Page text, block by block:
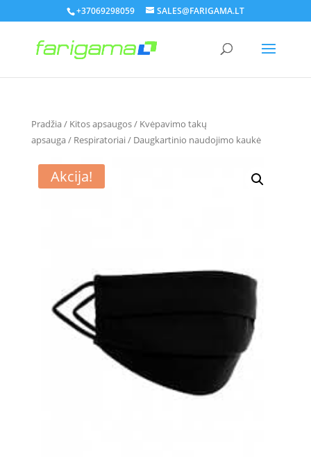
+37069298059 SALES@FARIGAMA.LT
Pradžia/ Kitos apsaugos/ Kvėpavimo takų
apsauga/ Respiratoriai/ Daugkartinio naudojimo kaukė
Akcija!